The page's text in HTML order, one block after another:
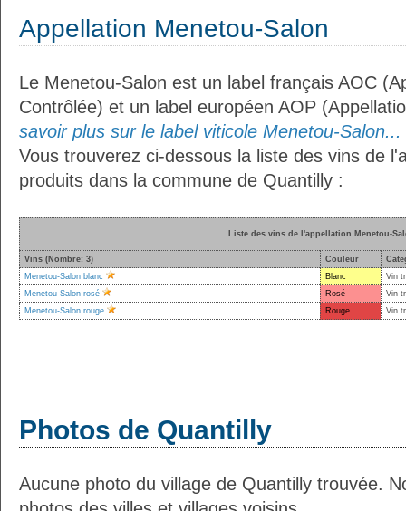
Appellation Menetou-Salon
Le Menetou-Salon est un label français AOC
Contrôlée) et un label européen AOP
savoir plus sur le label viticole Menetou-Salon...
Vous trouverez ci-dessous la liste des vins de
produits dans la commune de Quantilly :
Liste des vins de l'appellation Menetou-
Vins (Nombre: 3) Couleur
Menetou-Salon blanc
Blanc
Vin
Menetou-Salon rosé
Rosé
Vin
Menetou-Salon rouge
Rouge Vin
Photos de Quantilly
Aucune photo du village de Quantilly trouvée.